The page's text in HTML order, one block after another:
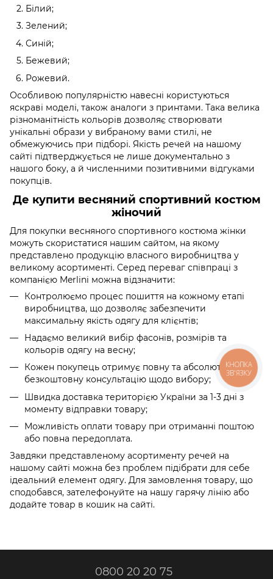
Білий;
Зелений;
Синій;
Бежевий;
Рожевий.
Особливою популярністю навесні користуються
яскраві моделі, також аналоги з принтами. Така велика
різноманітність кольорів дозволяє створювати
унікальні образи у вибраному вами стилі, не
обмежуючись при підборі. Якість речей на нашому
сайті підтверджується не лише документально з
нашого боку, а й численними позитивними відгуками
покупців.
Де купити весняний спортивний костюм
жіночий
Для покупки весняного спортивного костюма жінки
можуть скористатися нашим сайтом, на якому
представлено продукцію власного виробництва у
великому асортименті. Серед переваг співпраці з
компанією Merlini можна відзначити:
Контролюємо процес пошиття на кожному етапі
виробництва, що дозволяє забезпечити
максимальну якість одягу для клієнтів;
Надаємо великий вибір фасонів, розмірів та
кольорів одягу на весну;
Кожен покупець отримує повну та абсолютно
безкоштовну консультацію щодо вибору;
Швидка доставка територією України за 1-3 дні з
моменту відправки товару;
Можливість оплати товару при отриманні поштою
або повна передоплата.
Завдяки представленому асортименту речей на
нашому сайті можна без проблем підібрати для себе
ідеальний елемент одягу. Для замовлення товару, що
сподобався, зателефонуйте на нашу гарячу лінію або
додайте товар в кошик на сайті.
0800 20 20 75
КНОПКА
ЗВ'ЯЗКУ